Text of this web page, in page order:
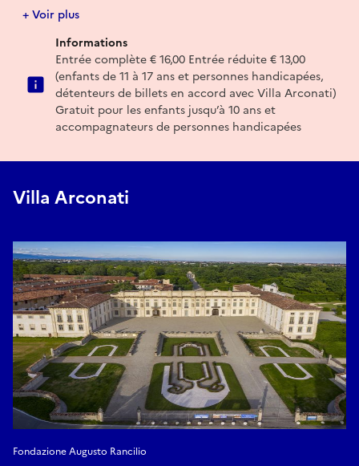
handicapées, détenteurs de billets en accord avec Villa
Gratuit pour les enfants jusqu’à 10 ans et
accompagnateurs de personnes handicapées
Activités avec places limitées : il est recommandé
d’acheter le billet en ligne sur le site www.villaarconati[-
far.it](http://www.villaarconati-far.it)
Réserver
+ Voir plus
Informations
Entrée complète € 16,00 Entrée réduite € 13,00
(enfants de 11 à 17 ans et personnes handicapées,
détenteurs de billets en accord avec Villa Arconati)
Gratuit pour les enfants jusqu’à 10 ans et
accompagnateurs de personnes handicapées
Villa Arconati
Fondazione Augusto Rancilio